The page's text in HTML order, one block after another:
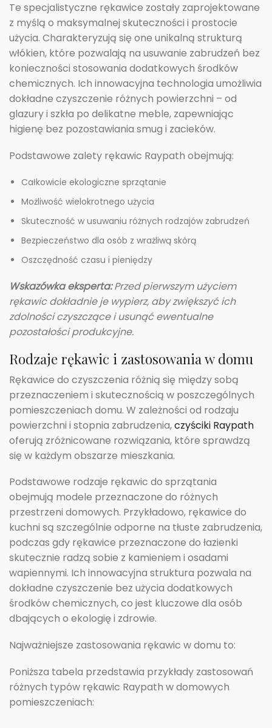
Te specjalistyczne rękawice zostały zaprojektowane
z myślą o maksymalnej skuteczności i prostocie
użycia. Charakteryzują się one unikalną strukturą
włókien, które pozwalają na usuwanie zabrudzeń bez
konieczności stosowania dodatkowych środków
chemicznych. Ich innowacyjna technologia umożliwia
dokładne czyszczenie różnych powierzchni – od
glazury i szkła po delikatne meble, zapewniając
higienę bez pozostawiania smug i zacieków.
Podstawowe zalety rękawic Raypath obejmują:
Całkowicie ekologiczne sprzątanie
Możliwość wielokrotnego użycia
Skuteczność w usuwaniu różnych rodzajów zabrudzeń
Bezpieczeństwo dla osób z wrażliwą skórą
Oszczędność czasu i pieniędzy
Wskazówka eksperta: Przed pierwszym użyciem
rękawic dokładnie je wypierz, aby zwiększyć ich
zdolności czyszczące i usunąć ewentualne
pozostałości produkcyjne.
Rodzaje rękawic i zastosowania w domu
Rękawice do czyszczenia różnią się między sobą
przeznaczeniem i skutecznością w poszczególnych
pomieszczeniach domu. W zależności od rodzaju
powierzchni i stopnia zabrudzenia,czyściki Raypath
oferują zróżnicowane rozwiązania, które sprawdzą
się w każdym obszarze mieszkania.
Podstawowe rodzaje rękawic do sprzątania
obejmują modele przeznaczone do różnych
przestrzeni domowych. Przykładowo, rękawice do
kuchni są szczególnie odporne na tłuste zabrudzenia,
podczas gdy rękawice przeznaczone do łazienki
skutecznie radzą sobie z kamieniem i osadami
wapiennymi. Ich innowacyjna struktura pozwala na
dokładne czyszczenie bez użycia dodatkowych
środków chemicznych, co jest kluczowe dla osób
dbających o ekologię i zdrowie.
Najważniejsze zastosowania rękawic w domu to:
Poniższa tabela przedstawia przykłady zastosowań
różnych typów rękawic Raypath w domowych
pomieszczeniach: